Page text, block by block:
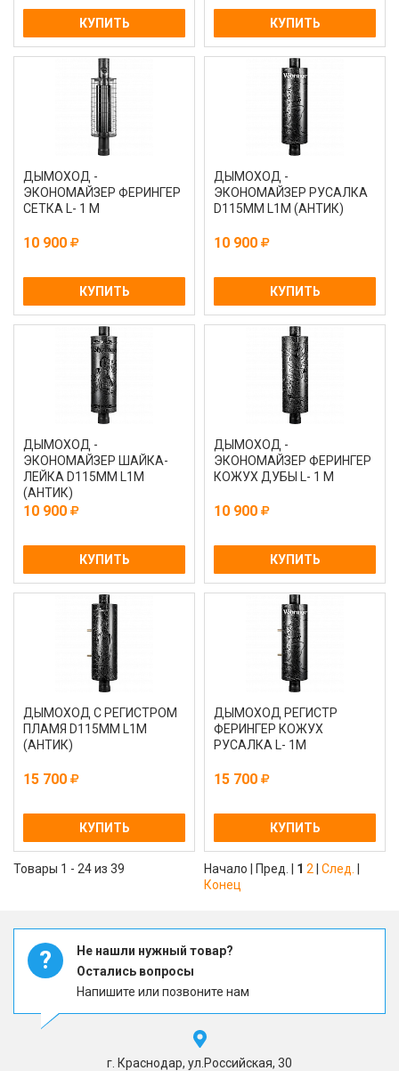
КУПИТЬ КУПИТЬ
ДЫМОХОД -
ЭКОНОМАЙЗЕР ФЕРИНГЕР
СЕТКА L- 1 М
10 900
КУПИТЬ
ДЫМОХОД -
ЭКОНОМАЙЗЕР РУСАЛКА
D115ММ L1М (АНТИК)
10 900
КУПИТЬ
ДЫМОХОД -
ЭКОНОМАЙЗЕР ШАЙКА-
ЛЕЙКА D115ММ L1М
(АНТИК)
10 900
КУПИТЬ
ДЫМОХОД -
ЭКОНОМАЙЗЕР ФЕРИНГЕР
КОЖУХ ДУБЫ L- 1 М
10 900
КУПИТЬ
ДЫМОХОД С РЕГИСТРОМ
ПЛАМЯ D115ММ L1М
(АНТИК)
15 700
КУПИТЬ
ДЫМОХОД РЕГИСТР
ФЕРИНГЕР КОЖУХ
РУСАЛКА L- 1М
15 700
КУПИТЬ
Товары 1 - 24 из 39 Начало | Пред. | 1 2 След.
Конец
?
Не нашли нужный товар?
Остались вопросы
Напишите или позвоните нам
г. Краснодар, ул.Российская, 30